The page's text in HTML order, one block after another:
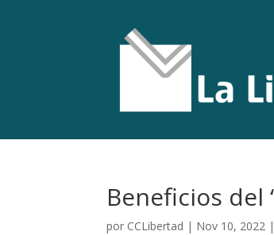
Beneficios del
por CCLibertad | Nov 10, 2022 |